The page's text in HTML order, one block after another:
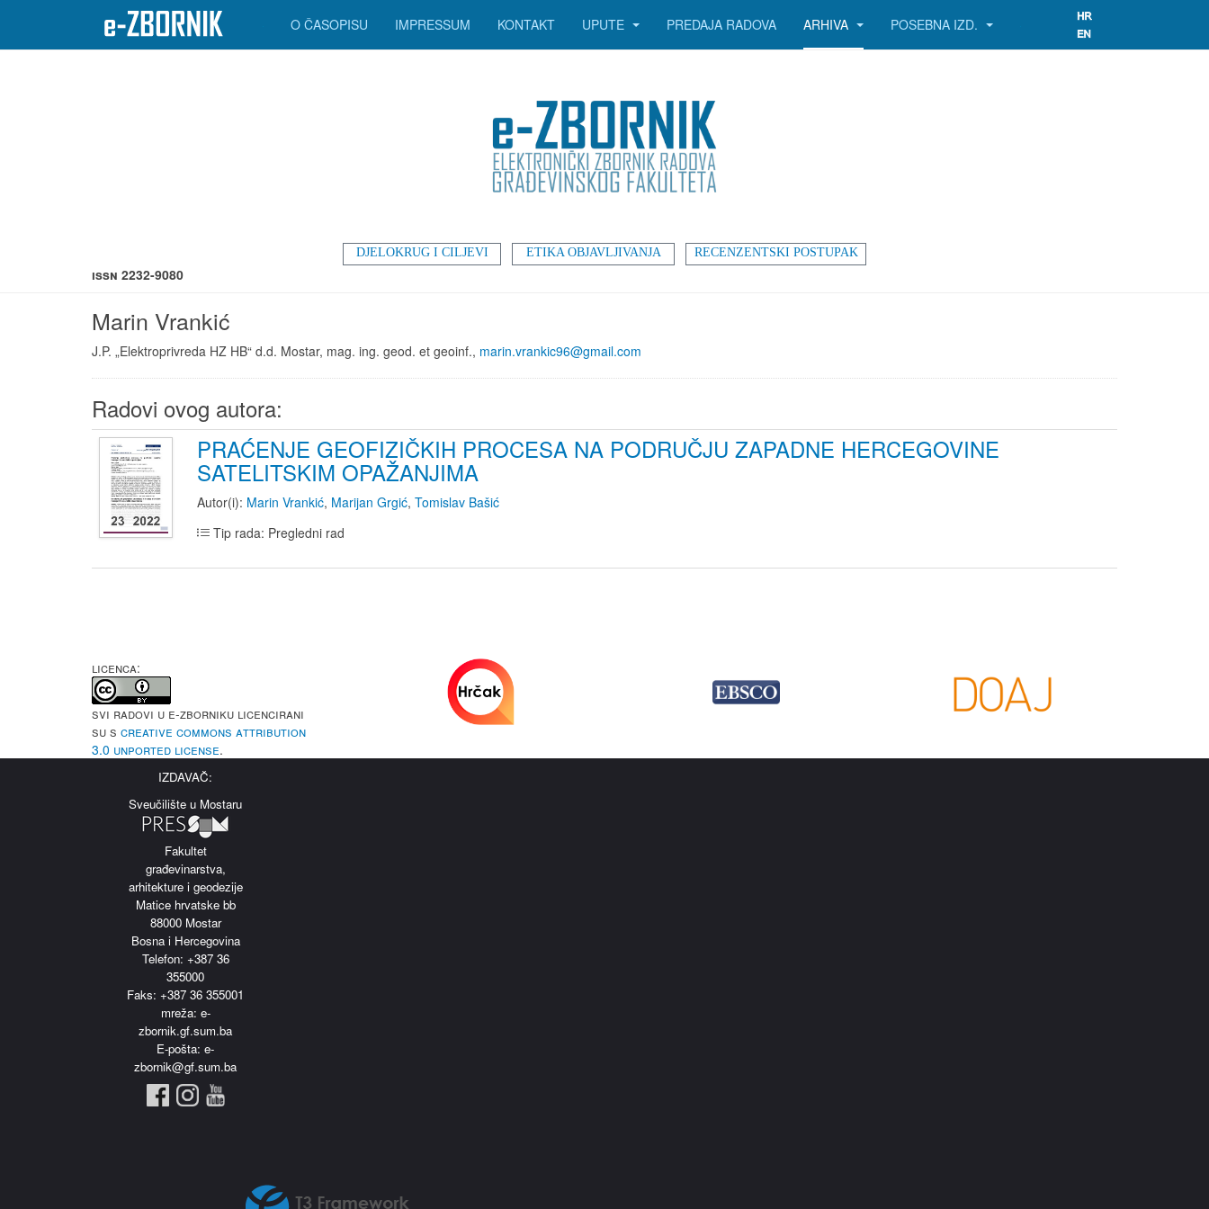
DJELOKRUG I CILJEVI ETIKA OBJAVLJIVANJA RECENZENTSKI POSTUPAK
O ČASOPISU IMPRESSUM KONTAKT UPUTE PREDAJA RADOVA ARHIVA POSEBNA IZD.
ISSN 2232-9080
Marin Vrankić
J.P. „Elektroprivreda HZ HB“ d.d. Mostar, mag. ing. geod. et geoinf., marin.vrankic96@gmail.com
Radovi ovog autora:
PRAĆENJE GEOFIZIČKIH PROCESA NA PODRUČJU ZAPADNE HERCEGOVINE
SATELITSKIM OPAŽANJIMA
Autor(i): Marin Vrankić, Marijan Grgić, Tomislav Bašić
Tip rada: Pregledni rad
LICENCA:
Svi radovi u e-Zborniku licencirani
su s Creative Commons Attribution
3.0 Unported License.
IZDAVAČ:
Sveučilište u Mostaru
Fakultet
građevinarstva,
arhitekture i geodezije
Matice hrvatske bb
88000 Mostar
Bosna i Hercegovina
Telefon: +387 36
355000
Faks: +387 36 355001
mreža: e-
zbornik.gf.sum.ba
E-pošta: e-
zbornik@gf.sum.ba